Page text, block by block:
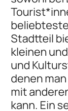
Stadtteil
kleinen
und
denen
mit
kann. Ein